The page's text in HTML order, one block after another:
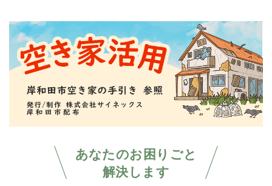
あなたのお困りごと
解決します